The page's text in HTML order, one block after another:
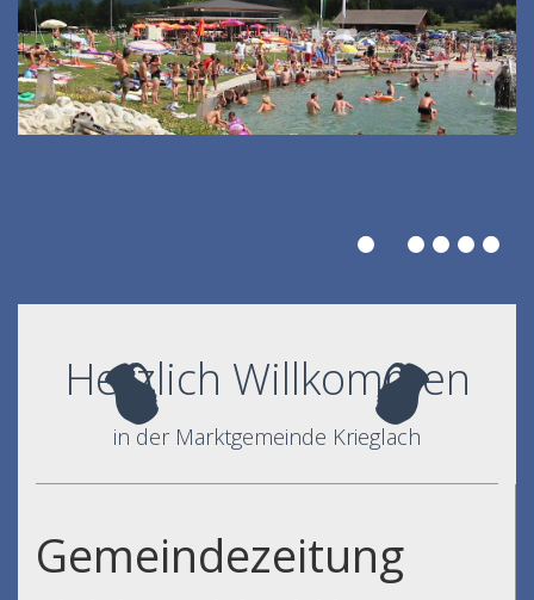
Herzlich Willkommen
in der Marktgemeinde Krieglach
Gemeindezeitung